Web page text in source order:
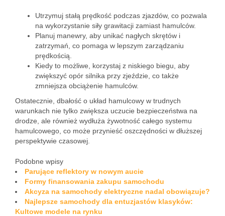
Utrzymuj stałą prędkość podczas zjazdów, co pozwala
na wykorzystanie siły grawitacji zamiast hamulców.
Planuj manewry, aby unikać nagłych skrętów i
zatrzymań, co pomaga w lepszym zarządzaniu
prędkością.
Kiedy to możliwe, korzystaj z niskiego biegu, aby
zwiększyć opór silnika przy zjeździe, co także
zmniejsza obciążenie hamulców.
Ostatecznie, dbałość o układ hamulcowy w trudnych
warunkach nie tylko zwiększa uczucie bezpieczeństwa na
drodze, ale również wydłuża żywotność całego systemu
hamulcowego, co może przynieść oszczędności w dłuższej
perspektywie czasowej.
Podobne wpisy
Parujące reflektory w nowym aucie
Formy finansowania zakupu samochodu
Akcyza na samochody elektryczne nadal obowiązuje?
Najlepsze samochody dla entuzjastów klasyków:
Kultowe modele na rynku